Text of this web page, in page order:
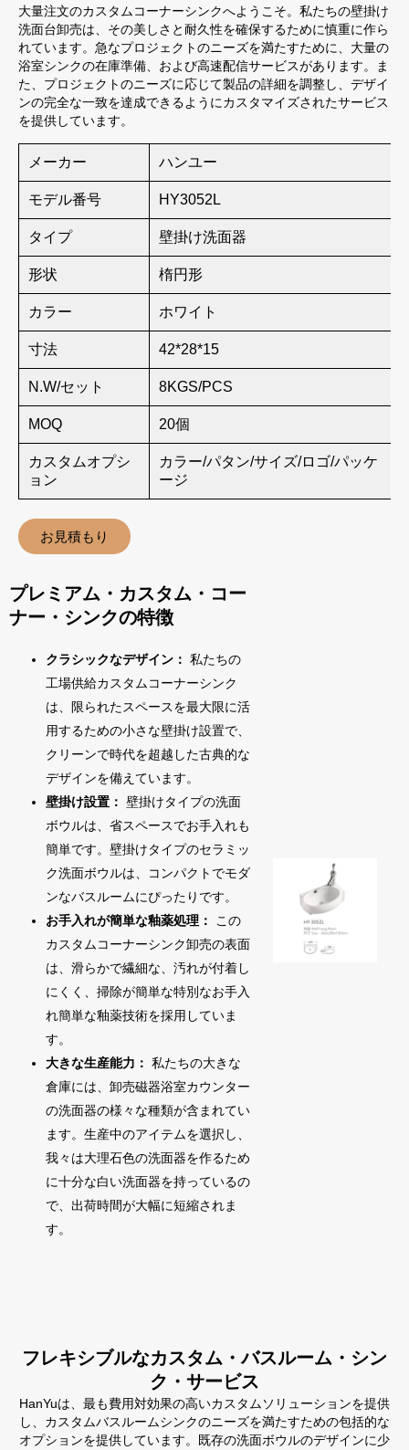
大量注文のカスタムコーナーシンクへようこそ。私たちの壁掛け
洗面台卸売は、その美しさと耐久性を確保するために慎重に作ら
れています。急なプロジェクトのニーズを満たすために、大量の
浴室シンクの在庫準備、および高速配信サービスがあります。ま
た、プロジェクトのニーズに応じて製品の詳細を調整し、デザイ
ンの完全な一致を達成できるようにカスタマイズされたサービス
を提供しています。
メーカー ハンユー
モデル番号 HY3052L
タイプ 壁掛け洗面器
形状 楕円形
カラー ホワイト
寸法 42*28*15
N.W/セット 8KGS/PCS
MOQ 20個
カスタムオプシ
ョン
カラー/パタン/サイズ/ロゴ/パッケ
ージ
お見積もり
プレミアム・カスタム・コー
ナー・シンクの特徴
クラシックなデザイン： 私たちの
工場供給カスタムコーナーシンク
は、限られたスペースを最大限に活
用するための小さな壁掛け設置で、
クリーンで時代を超越した古典的な
デザインを備えています。
壁掛け設置： 壁掛けタイプの洗面
ボウルは、省スペースでお手入れも
簡単です。壁掛けタイプのセラミッ
ク洗面ボウルは、コンパクトでモダ
ンなバスルームにぴったりです。
お手入れが簡単な釉薬処理：
この
カスタムコーナーシンク卸売の表面
は、滑らかで繊細な、汚れが付着し
にくく、掃除が簡単な特別なお手入
れ簡単な釉薬技術を採用していま
す。
大きな生産能力： 私たちの大きな
倉庫には、卸売磁器浴室カウンター
の洗面器の様々な種類が含まれてい
ます。生産中のアイテムを選択し、
我々は大理石色の洗面器を作るため
に十分な白い洗面器を持っているの
で、出荷時間が大幅に短縮されま
す。
フレキシブルなカスタム・バスルーム・シン
ク・サービス
HanYuは、最も費用対効果の高いカスタムソリューションを提供
し、カスタムバスルームシンクのニーズを満たすための包括的な
オプションを提供しています。既存の洗面ボウルのデザインに少